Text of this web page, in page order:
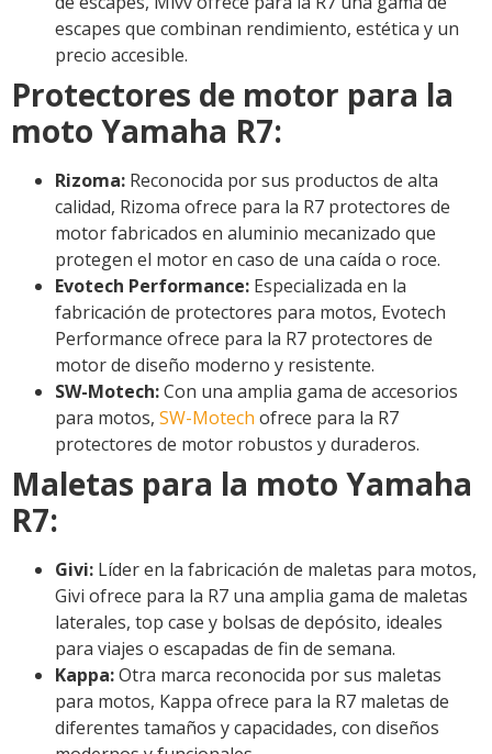
escapes que combinan rendimiento, estética y un
precio accesible.
Protectores de motor para la
moto Yamaha R7:
Rizoma: Reconocida por sus productos de alta
calidad, Rizoma ofrece para la R7 protectores de
motor fabricados en aluminio mecanizado que
protegen el motor en caso de una caída o roce.
Evotech Performance: Especializada en la
fabricación de protectores para motos, Evotech
Performance ofrece para la R7 protectores de
motor de diseño moderno y resistente.
SW-Motech:Con una amplia gama de accesorios
para motos, SW-Motech ofrece para la R7
protectores de motor robustos y duraderos.
Maletas para la moto Yamaha
R7:
Givi: Líder en la fabricación de maletas para motos,
Givi ofrece para la R7 una amplia gama de maletas
laterales, top case y bolsas de depósito, ideales
para viajes o escapadas de fin de semana.
Kappa:Otra marca reconocida por sus maletas
para motos, Kappa ofrece para la R7 maletas de
diferentes tamaños y capacidades, con diseños